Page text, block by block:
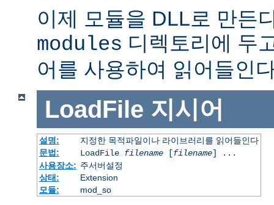
이제 모듈을 DLL로 만든
modules 디렉토리에 두
어를 사용하여 읽어들인
LoadFile 지시어
설명:
지정한 목적파일이나 라이브러리를 읽어들인다
문법:
LoadFile filename[filename] ...
사용장소: 주서버설정
상태:
Extension
모듈:
mod_so